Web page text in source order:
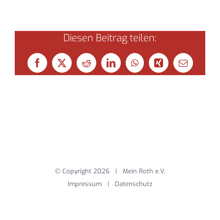
Diesen Beitrag teilen:
Facebook
X RedditLinkedInWhatsApp
Xing
E-
Mail
© Copyright 2026 | Mein Roth e.V.
Impressum | Datenschutz